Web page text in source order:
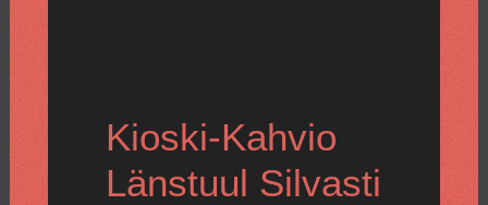
Kioski-Kahvio
Länstuul Silvasti